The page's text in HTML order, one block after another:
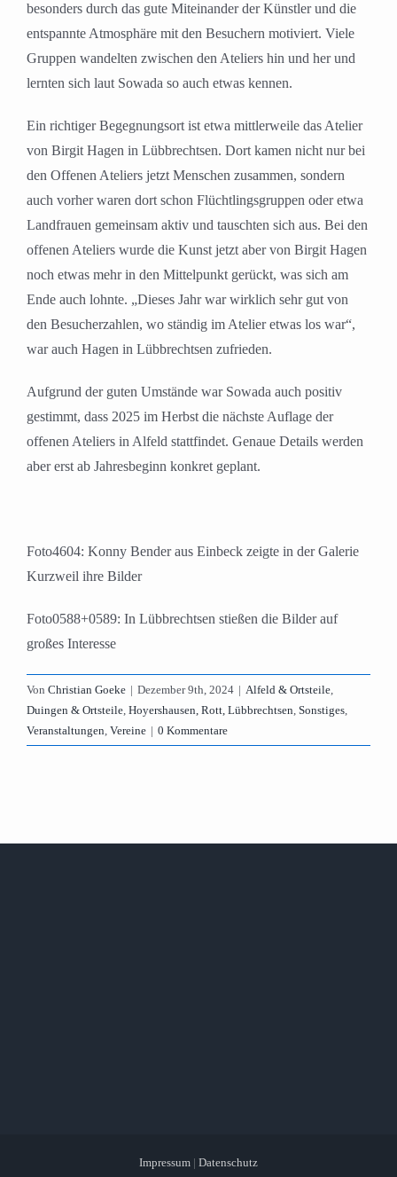
besonders durch das gute Miteinander der Künstler und die
entspannte Atmosphäre mit den Besuchern motiviert. Viele
Gruppen wandelten zwischen den Ateliers hin und her und
lernten sich laut Sowada so auch etwas kennen.
Ein richtiger Begegnungsort ist etwa mittlerweile das Atelier
von Birgit Hagen in Lübbrechtsen. Dort kamen nicht nur bei
den Offenen Ateliers jetzt Menschen zusammen, sondern
auch vorher waren dort schon Flüchtlingsgruppen oder etwa
Landfrauen gemeinsam aktiv und tauschten sich aus. Bei den
offenen Ateliers wurde die Kunst jetzt aber von Birgit Hagen
noch etwas mehr in den Mittelpunkt gerückt, was sich am
Ende auch lohnte. „Dieses Jahr war wirklich sehr gut von
den Besucherzahlen, wo ständig im Atelier etwas los war“,
war auch Hagen in Lübbrechtsen zufrieden.
Aufgrund der guten Umstände war Sowada auch positiv
gestimmt, dass 2025 im Herbst die nächste Auflage der
offenen Ateliers in Alfeld stattfindet. Genaue Details werden
aber erst ab Jahresbeginn konkret geplant.
Foto4604: Konny Bender aus Einbeck zeigte in der Galerie
Kurzweil ihre Bilder
Foto0588+0589: In Lübbrechtsen stießen die Bilder auf
großes Interesse
Von Christian Goeke | Dezember 9th, 2024 | Alfeld & Ortsteile,
Duingen & Ortsteile, Hoyershausen, Rott, Lübbrechtsen, Sonstiges,
Veranstaltungen, Vereine | 0 Kommentare
Impressum | Datenschutz